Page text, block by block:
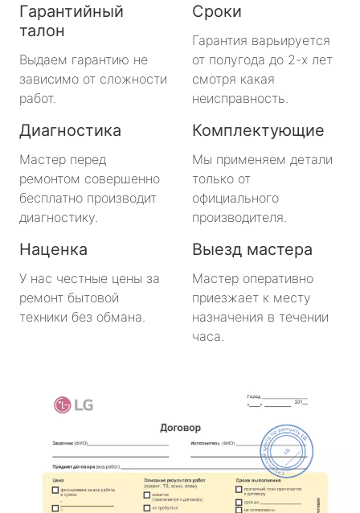
метро Молодежная
метро Преображенская площадь
метро Нахимовский Проспект
метро Коломенская
метро Парк Культуры
метро Маяковская
метро Площадь Революции
Гарантийный
талон
Выдаем гарантию не
зависимо от сложности
работ.
Сроки
Гарантия варьируется
от полугода до 2-х лет
смотря какая
неисправность.
Диагностика
Мастер перед
ремонтом совершенно
бесплатно производит
диагностику.
Комплектующие
Мы применяем детали
только от
официального
производителя.
Наценка
У нас честные цены за
ремонт бытовой
техники без обмана.
Выезд мастера
Мастер оперативно
приезжает к месту
назначения в течении
часа.